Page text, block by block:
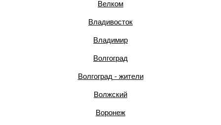
Велком
Владивосток
Владимир
Волгоград
Волгоград - жители
Волжский
Воронеж